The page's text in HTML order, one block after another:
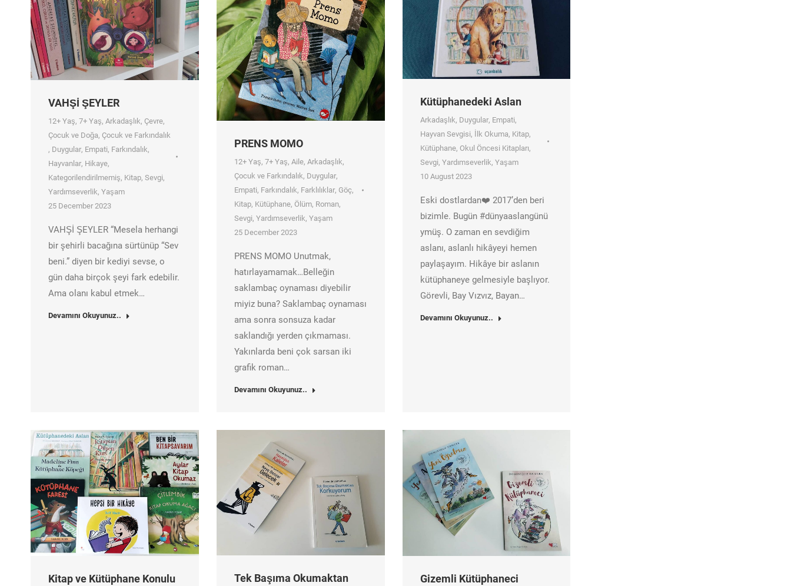
VAHŞİ ŞEYLER
12+ Yaş, 7+ Yaş, Arkadaşlık, Çevre,
Çocuk ve Doğa, Çocuk ve Farkındalık
, Duygular, Empati, Farkındalık,
Hayvanlar, Hikaye,
Kategorilendirilmemiş, Kitap, Sevgi,
Yardımseverlik, Yaşam
25 December 2023
VAHŞİ ŞEYLER “Mesela herhangi
bir şehirli bacağına sürtünüp “Sev
beni.” diyen bir kediyi sevse, o
gün daha birçok şeyi fark edebilir.
Ama olanı kabul etmek…
Devamını Okuyunuz..
PRENS MOMO
12+ Yaş, 7+ Yaş, Aile, Arkadaşlık,
Çocuk ve Farkındalık, Duygular,
Empati, Farkındalık, Farklılıklar, Göç,
Kitap, Kütüphane, Ölüm, Roman,
Sevgi, Yardımseverlik, Yaşam
25 December 2023
PRENS MOMO Unutmak,
hatırlayamamak…Belleğin
saklambaç oynaması diyebilir
miyiz buna? Saklambaç oynaması
ama sonra sonsuza kadar
saklandığı yerden çıkmaması.
Yakınlarda beni çok sarsan iki
grafik roman…
Devamını Okuyunuz..
Kütüphanedeki Aslan
Arkadaşlık, Duygular, Empati,
Hayvan Sevgisi, İlk Okuma, Kitap,
Kütüphane, Okul Öncesi Kitapları,
Sevgi, Yardımseverlik, Yaşam
10 August 2023
Eski dostlardan❤️ 2017’den beri
bizimle. Bugün #dünyaaslangünü
ymüş. O zaman en sevdiğim
aslanı, aslanlı hikâyeyi hemen
paylaşayım. Hikâye bir aslanın
kütüphaneye gelmesiyle başlıyor.
Görevli, Bay Vızvız, Bayan…
Devamını Okuyunuz..
Kitap ve Kütüphane Konulu
Tek Başıma Okumaktan
Gizemli Kütüphaneci